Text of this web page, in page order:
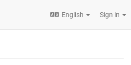
English Sign in